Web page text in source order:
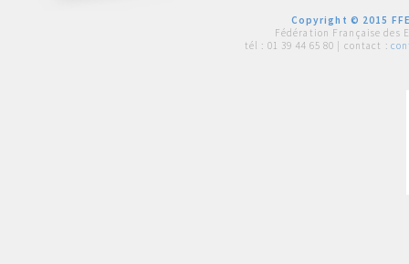
Copyright © 2015
Fédération Française des
tél : 01 39 44 65 80 | contact :